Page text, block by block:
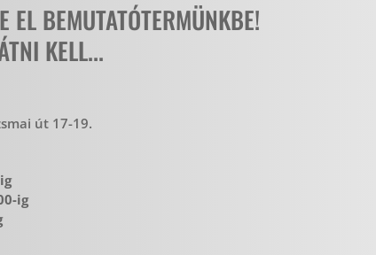
EL BEMUTATÓTERMÜNKBE!
KELL...
út 17-19.
ig